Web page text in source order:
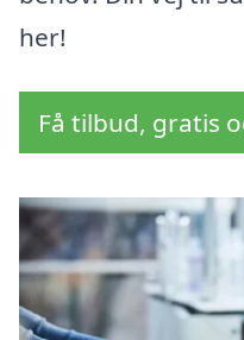
her!
Få tilbud, gratis